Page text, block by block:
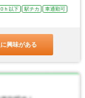
ｈ以下 駅チカ
車通勤可
興味がある